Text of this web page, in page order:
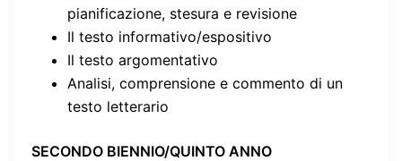
pianificazione, stesura e revisione
Il testo informativo/espositivo
Il testo argomentativo
Analisi, comprensione e commento di un
testo letterario
SECONDO BIENNIO/QUINTO ANNO